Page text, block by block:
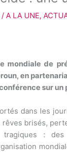
/ A LA UNE,
mondiale de
en
sur
dans les
brisés,
tragiques :